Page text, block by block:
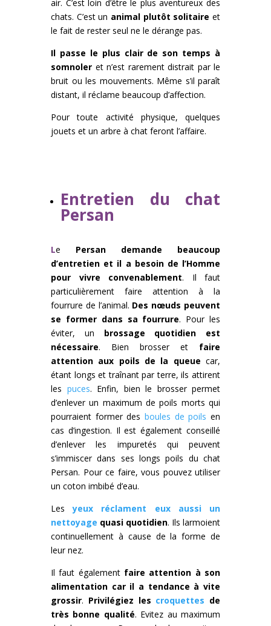
air. C’est loin d’être le plus aventureux des
chats. C’est un animal plutôt solitaire et
le fait de rester seul ne le dérange pas.
Il passe le plus clair de son temps à
somnoler et n’est rarement distrait par le
bruit ou les mouvements. Même s’il paraît
distant, il réclame beaucoup d’affection.
Pour toute activité physique, quelques
jouets et un arbre à chat feront l’affaire.
Entretien du chat
Persan
Le Persan demande beaucoup
d’entretien et il a besoin de l’Homme
pour vivre convenablement. Il faut
particulièrement faire attention à la
fourrure de l’animal. Des nœuds peuvent
se former dans sa fourrure. Pour les
éviter, un brossage quotidien est
nécessaire. Bien brosser et faire
attention aux poils de la queue car,
étant longs et traînant par terre, ils attirent
les puces. Enfin, bien le brosser permet
d’enlever un maximum de poils morts qui
pourraient former des boules de poils en
cas d’ingestion. Il est également conseillé
d’enlever les impuretés qui peuvent
s’immiscer dans ses longs poils du chat
Persan. Pour ce faire, vous pouvez utiliser
un coton imbibé d’eau.
Lesyeux réclament eux aussi un
nettoyage quasi quotidien. Ils larmoient
continuellement à cause de la forme de
leur nez.
Il faut également faire attention à son
alimentation car il a tendance à vite
grossir. Privilégiez les croquettes de
très bonne qualité. Evitez au maximum